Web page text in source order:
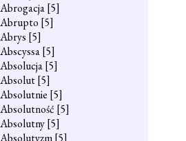
Abrogacja[5]
Abrupto [5]
Abrys [5]
Abscyssa[5]
Absolucja[5]
Absolut[5]
Absolutnie [5]
Absolutność [5]
Absolutny[5]
Absolutyzm[5]